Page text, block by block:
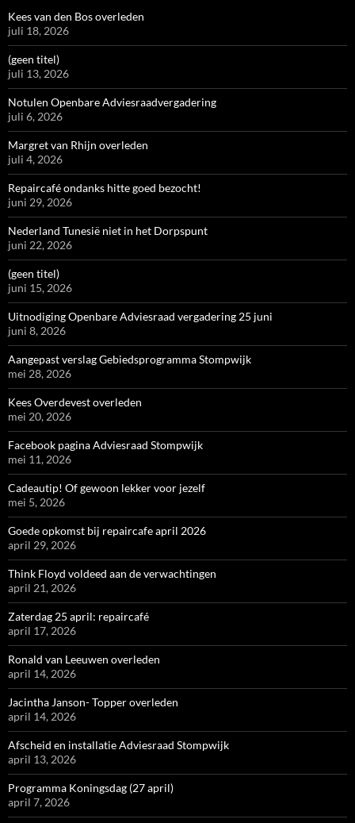
Kees van den Bos overleden
juli 18, 2026
(geen titel)
juli 13, 2026
Notulen Openbare Adviesraadvergadering
juli 6, 2026
Margret van Rhijn overleden
juli 4, 2026
Repaircafé ondanks hitte goed bezocht!
juni 29, 2026
Nederland Tunesië niet in het Dorpspunt
juni 22, 2026
(geen titel)
juni 15, 2026
Uitnodiging Openbare Adviesraad vergadering 25 juni
juni 8, 2026
Aangepast verslag Gebiedsprogramma Stompwijk
mei 28, 2026
Kees Overdevest overleden
mei 20, 2026
Facebook pagina Adviesraad Stompwijk
mei 11, 2026
Cadeautip! Of gewoon lekker voor jezelf
mei 5, 2026
Goede opkomst bij repaircafe april 2026
april 29, 2026
Think Floyd voldeed aan de verwachtingen
april 21, 2026
Zaterdag 25 april: repaircafé
april 17, 2026
Ronald van Leeuwen overleden
april 14, 2026
Jacintha Janson- Topper overleden
april 14, 2026
Afscheid en installatie Adviesraad Stompwijk
april 13, 2026
Programma Koningsdag (27 april)
april 7, 2026